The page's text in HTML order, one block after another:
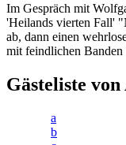
Im Gespräch mit
'Heilands vierten Fall'
ab, dann einen
mit feindlichen
Gästeliste
a
b